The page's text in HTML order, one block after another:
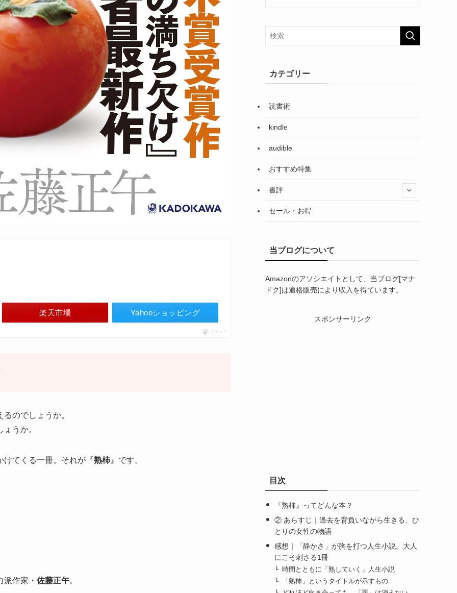
楽天市場 Yahooショッピング
ポチップ
のでしょうか。
うか。
けてくる一冊。それが『熟柿 』です。
作家・ 佐藤正午。
カテゴリー
読書術
kindle
audible
おすすめ特集
書評
セール・お得
当ブログについて
Amazonのアソシエイトとして、当ブログ[マナ
ドク]は適格販売により収入を得ています。
スポンサーリンク
目次
『熟柿』ってどんな本？
② あらすじ｜過去を背負いながら生きる、ひ
とりの女性の物語
感想｜「静かさ」が胸を打つ人生小説。大人
にこそ刺さる1冊
時間とともに「熟していく」人生小説
「熟柿」というタイトルが示すもの